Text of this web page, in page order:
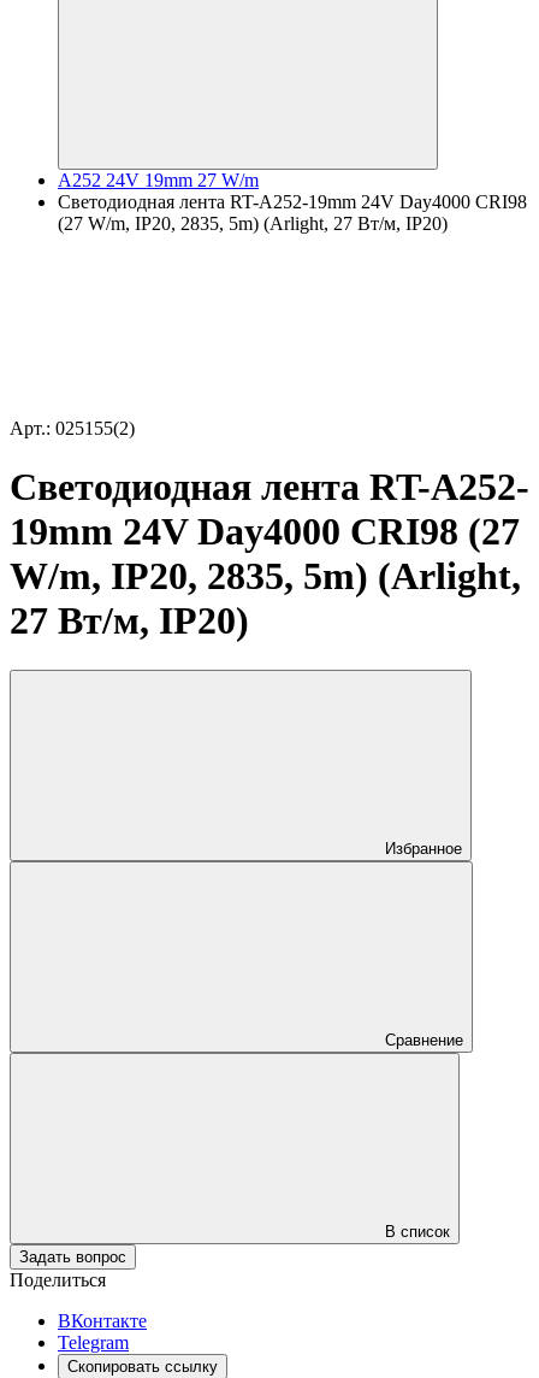
A252 24V 19mm 27 W/m
Светодиодная лента RT-A252-19mm 24V Day4000 CRI98
(27 W/m, IP20, 2835, 5m) (Arlight, 27 Вт/м, IP20)
Арт.: 025155(2)
Светодиодная лента RT-A252-
19mm 24V Day4000 CRI98 (27
W/m, IP20, 2835, 5m) (Arlight,
27 Вт/м, IP20)
Избранное
Сравнение
В список
Задать вопрос
Поделиться
ВКонтакте
Telegram
Скопировать ссылку